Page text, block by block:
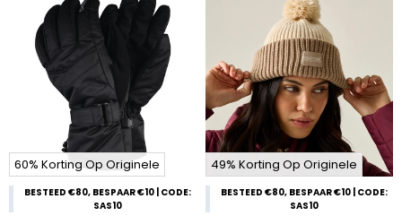
60% Korting Op Originele
BESTEED €80, BESPAAR €10 | CODE:
SAS10
49% Korting Op Originele
BESTEED €80, BESPAAR €10 | CODE:
SAS10